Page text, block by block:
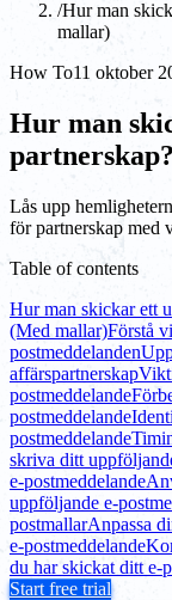
/Hur man
mallar)
How To11 oktober
Hur man
Lås upp
för partnerskap med
Table of contents
Hur man skickar ett
(Med mallar)Förstå
postmeddelanden
affärspartnerskap
postmeddelande
postmeddelande
postmeddelande
skriva ditt
e-postmeddelande
uppföljande e-
postmallarAnpassa
e-postmeddelande
du har skickat ditt e-
Start free trial